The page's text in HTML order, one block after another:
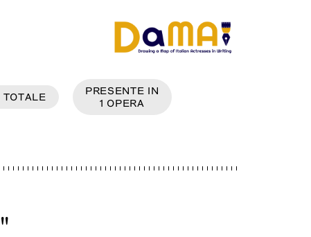
TOTALE
PRESENTE IN
1 OPERA
"